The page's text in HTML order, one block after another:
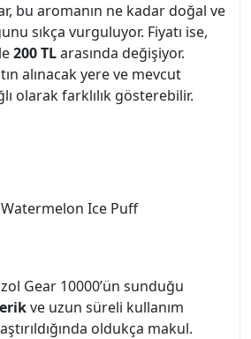
bu aromanın ne kadar doğal ve
sıkça vurguluyor. Fiyatı ise,
200 TLarasında değişiyor.
alınacak yere ve mevcut
olarak farklılık gösterebilir.
Ice Puff
Gear 10000’ün sunduğu
ve uzun süreli kullanım
oldukça makul.